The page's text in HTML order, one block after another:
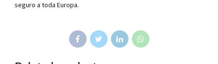
seguro a toda Europa.